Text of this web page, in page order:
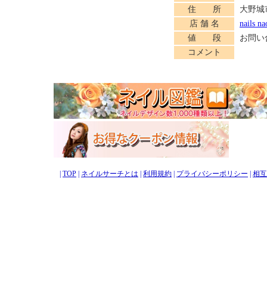
住 所
大野城
店 舗 名
nails
値 段
お問い
コメント
TOP ネイルサーチとは 利用規約 プライバシーポリシー 相